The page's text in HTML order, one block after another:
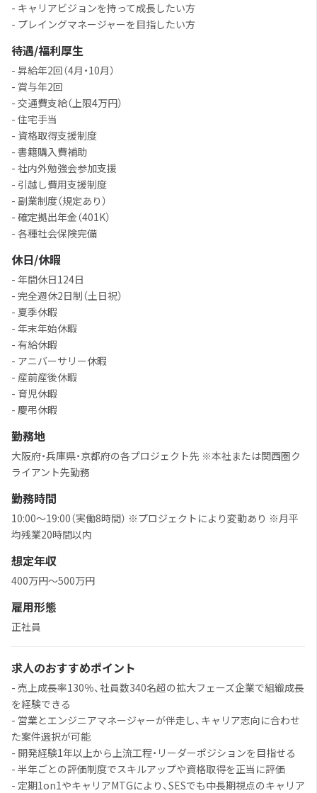
- キャリアビジョンを持って成長したい方
- プレイングマネージャーを目指したい方
待遇/福利厚生
- 昇給年2回（4月・10月）
- 賞与年2回
- 交通費支給（上限4万円）
- 住宅手当
- 資格取得支援制度
- 書籍購入費補助
- 社内外勉強会参加支援
- 引越し費用支援制度
- 副業制度（規定あり）
- 確定拠出年金（401K）
- 各種社会保険完備
休日/休暇
- 年間休日124日
- 完全週休2日制（土日祝）
- 夏季休暇
- 年末年始休暇
- 有給休暇
- アニバーサリー休暇
- 産前産後休暇
- 育児休暇
- 慶弔休暇
勤務地
大阪府・兵庫県・京都府の各プロジェクト先 ※本社または関西圏ク
ライアント先勤務
勤務時間
10:00～19:00（実働8時間） ※プロジェクトにより変動あり ※月平
均残業20時間以内
想定年収
400万円～500万円
雇用形態
正社員
求人のおすすめポイント
- 売上成長率130％、社員数340名超の拡大フェーズ企業で組織成長
を経験できる
- 営業とエンジニアマネージャーが伴走し、キャリア志向に合わせ
た案件選択が可能
- 開発経験1年以上から上流工程・リーダーポジションを目指せる
- 半年ごとの評価制度でスキルアップや資格取得を正当に評価
- 定期1on1やキャリアMTGにより、SESでも中長期視点のキャリア